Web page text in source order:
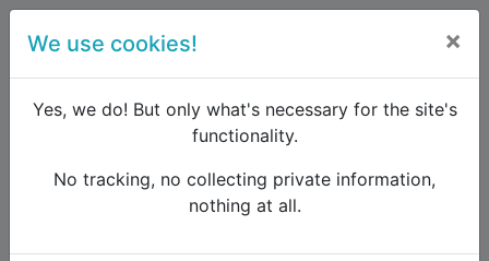
Forum
Western and Central Europe
Wien - Berlin Nachtzug: ist der Sitzwagen gemütlich
?
We use cookies! ×
Yes, we do! But only what's necessary for the site's
functionality.
No tracking, no collecting private information,
nothing at all.